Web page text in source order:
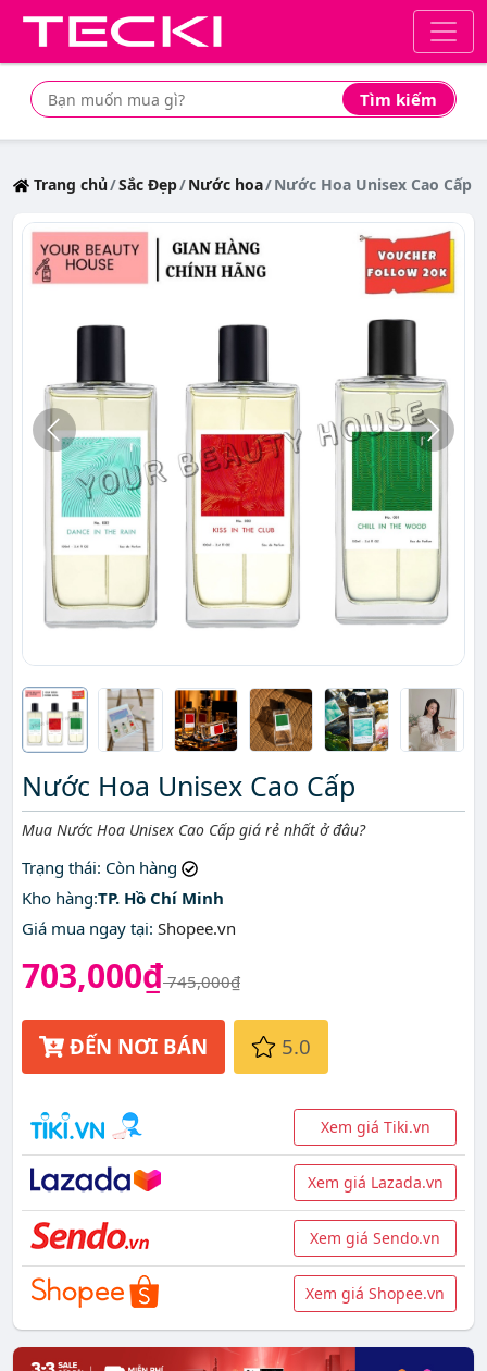
Tìm kiếm
Tìm mua sản phẩm giá rẻ nhất
Trang chủ Sắc Đẹp Nước hoa Nước Hoa Unisex Cao Cấp
Nước Hoa Unisex Cao Cấp
Mô tả ngắn
Mua Nước Hoa Unisex Cao Cấp giá rẻ nhất ở đâu?
Trạng thái: Còn hàng
Kho hàng:TP. Hồ Chí Minh
Giá mua ngay tại: Shopee.vn
703,000₫745,000₫
ĐẾN NƠI BÁN 5.0
Xem giá Tiki.vn
Xem giá Lazada.vn
Xem giá Sendo.vn
Xem giá Shopee.vn